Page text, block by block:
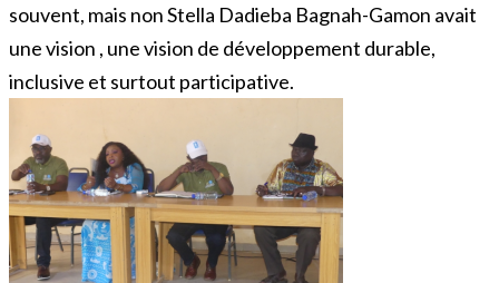
souvent, mais non Stella Dadieba Bagnah-Gamon avait
une vision , une vision de développement durable,
inclusive et surtout participative.